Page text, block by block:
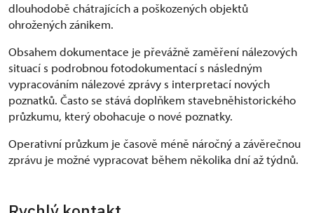
dlouhodobě chátrajících a poškozených objektů
ohrožených zánikem.
Obsahem dokumentace je převážně zaměření nálezových
situací s podrobnou fotodokumentací s následným
vypracováním nálezové zprávy s interpretací nových
poznatků. Často se stává doplňkem stavebněhistorického
průzkumu, který obohacuje o nové poznatky.
Operativní průzkum je časově méně náročný a závěrečnou
zprávu je možné vypracovat během několika dní až týdnů.